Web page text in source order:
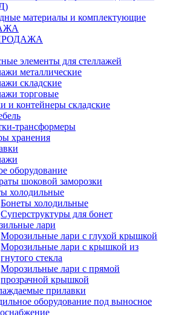
материалы и комплектующие
элементы для стеллажей
металлические
складские
торговые
и контейнеры складские
трансформеры
хранения
оборудование
шоковой заморозки
холодильные
Бонеты холодильные
Суперструктуры для бонет
лари
Морозильные лари с глухой крышкой
Морозильные лари с крышкой из
гнутого стекла
Морозильные лари с прямой
прозрачной крышкой
прилавки
оборудование под выносное